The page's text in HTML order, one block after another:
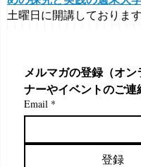
土曜日に開講しております
メルマガの登録（オン
ナーやイベントのご連
Email *
登録